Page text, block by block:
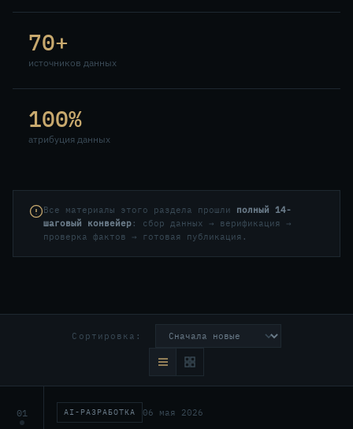
70+
источников данных
100%
атрибуция данных
Все материалы этого раздела прошли полный 14-
шаговый конвейер : сбор данных → верификация →
проверка фактов → готовая публикация.
Сортировка:
01 AI-РАЗРАБОТКА 06 мая 2026